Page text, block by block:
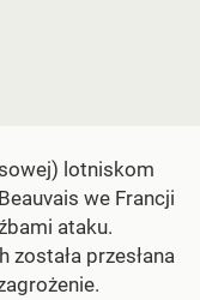
lotniskom
we Francji
ataku.
przesłana